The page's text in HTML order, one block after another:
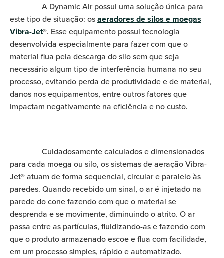
A Dynamic Air possui uma solução única para
este tipo de situação: osaeradores de silos e moegas
Vibra-Jet®. Esse equipamento possui tecnologia
desenvolvida especialmente para fazer com que o
material flua pela descarga do silo sem que seja
necessário algum tipo de interferência humana no seu
processo, evitando perda de produtividade e de material,
danos nos equipamentos, entre outros fatores que
impactam negativamente na eficiência e no custo.
Cuidadosamente calculados e dimensionados
para cada moega ou silo, os sistemas de aeração Vibra-
Jet® atuam de forma sequencial, circular e paralelo às
paredes. Quando recebido um sinal, o ar é injetado na
parede do cone fazendo com que o material se
desprenda e se movimente, diminuindo o atrito. O ar
passa entre as partículas, fluidizando-as e fazendo com
que o produto armazenado escoe e flua com facilidade,
em um processo simples, rápido e automatizado.